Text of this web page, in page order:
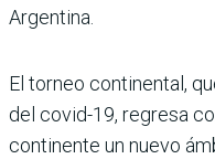
Argentina.
El torneo continental,
del covid-19, regresa
continente un nuevo